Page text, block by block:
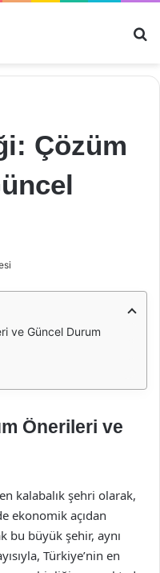
Çözüm
ve Güncel Durum
Önerileri ve
kalabalık şehri olarak,
ekonomik açıdan
bu büyük şehir, aynı
Türkiye’nin en